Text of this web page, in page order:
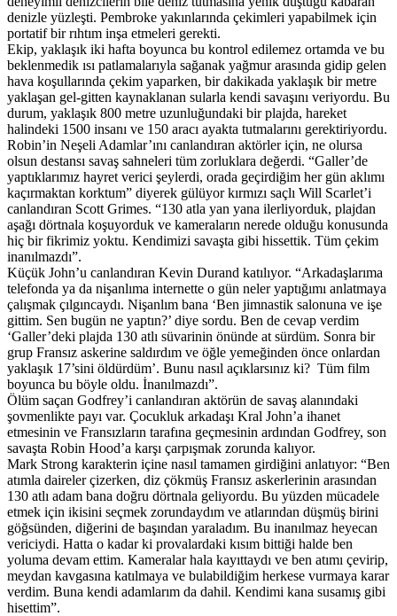
denizle yüzleşti. Pembroke yakınlarında çekimleri yapabilmek için
portatif bir rıhtım inşa etmeleri gerekti.
Ekip, yaklaşık iki hafta boyunca bu kontrol edilemez ortamda ve bu
beklenmedik ısı patlamalarıyla sağanak yağmur arasında gidip gelen
hava koşullarında çekim yaparken, bir dakikada yaklaşık bir metre
yaklaşan gel-gitten kaynaklanan sularla kendi savaşını veriyordu. Bu
durum, yaklaşık 800 metre uzunluğundaki bir plajda, hareket
halindeki 1500 insanı ve 150 aracı ayakta tutmalarını gerektiriyordu.
Robin’in Neşeli Adamlar’ını canlandıran aktörler için, ne olursa
olsun destansı savaş sahneleri tüm zorluklara değerdi. “Galler’de
yaptıklarımız hayret verici şeylerdi, orada geçirdiğim her gün aklımı
kaçırmaktan korktum” diyerek gülüyor kırmızı saçlı Will Scarlet’i
canlandıran Scott Grimes. “130 atla yan yana ilerliyorduk, plajdan
aşağı dörtnala koşuyorduk ve kameraların nerede olduğu konusunda
hiç bir fikrimiz yoktu. Kendimizi savaşta gibi hissettik. Tüm çekim
inanılmazdı”.
Küçük John’u canlandıran Kevin Durand katılıyor. “Arkadaşlarıma
telefonda ya da nişanlıma internette o gün neler yaptığımı anlatmaya
çalışmak çılgıncaydı. Nişanlım bana ‘Ben jimnastik salonuna ve işe
gittim. Sen bugün ne yaptın?’ diye sordu. Ben de cevap verdim
‘Galler’deki plajda 130 atlı süvarinin önünde at sürdüm. Sonra bir
grup Fransız askerine saldırdım ve öğle yemeğinden önce onlardan
yaklaşık 17’sini öldürdüm’. Bunu nasıl açıklarsınız ki? Tüm film
boyunca bu böyle oldu. İnanılmazdı”.
Ölüm saçan Godfrey’i canlandıran aktörün de savaş alanındaki
şovmenlikte payı var. Çocukluk arkadaşı Kral John’a ihanet
etmesinin ve Fransızların tarafına geçmesinin ardından Godfrey, son
savaşta Robin Hood’a karşı çarpışmak zorunda kalıyor.
Mark Strong karakterin içine nasıl tamamen girdiğini anlatıyor: “Ben
atımla daireler çizerken, diz çökmüş Fransız askerlerinin arasından
130 atlı adam bana doğru dörtnala geliyordu. Bu yüzden mücadele
etmek için ikisini seçmek zorundaydım ve atlarından düşmüş birini
göğsünden, diğerini de başından yaraladım. Bu inanılmaz heyecan
vericiydi. Hatta o kadar ki provalardaki kısım bittiği halde ben
yoluma devam ettim. Kameralar hala kayıttaydı ve ben atımı çevirip,
meydan kavgasına katılmaya ve bulabildiğim herkese vurmaya karar
verdim. Buna kendi adamlarım da dahil. Kendimi kana susamış gibi
hisettim”.